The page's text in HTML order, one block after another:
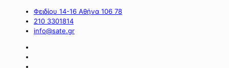
Φειδίου 14-16 Αθήνα 106 78
210 3301814
info@sate.gr